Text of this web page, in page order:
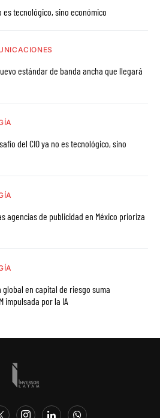
es tecnológico, sino económico
estándar de banda ancha que llegará
del CIO ya no es tecnológico, sino
agencias de publicidad en México prioriza
global en capital de riesgo suma
impulsada por la IA